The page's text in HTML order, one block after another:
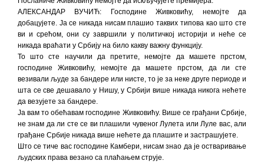
АЛЕКСАНДАР ВУЧИЋ: Господине Живковићу, немојте да
добацујете. Ја се никада нисам плашио таквих типова као што сте
ви и срећом, они су завршили у политичкој историји и неће се
никада враћати у Србију на било какву важну функцију.
То што сте научили да претите, немојте да машете прстом,
господине Живковићу, немојте да машете прстом, да ли сте
везивали људе за бандере или нисте, то је за неке друге периоде и
шта се све дешавало у Нишу, у Србији више никада никога нећете
да везујете за бандере.
Ја вам то обећавам господине Живковићу. Више се грађани Србије,
не знам да ли сте се ви плашили чувеног Лулета или Луле вас, али
грађане Србије никада више нећете да плашите и застрашујете.
Што се тиче вас господине Камбери, нисам знао да је остваривање
људских права везано са плаћањем струје.